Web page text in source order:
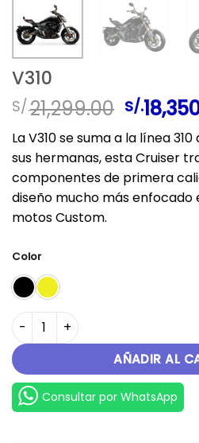
V310
S/.21,299.00 El
precio
original
era:
S/
S/.
La V310 se suma a la línea
sus hermanas, esta Cruiser
componentes de primera
diseño mucho más enfocado
motos Custom.
Color
V310 cantidad
AÑADIR AL
Consultar por WhatsApp